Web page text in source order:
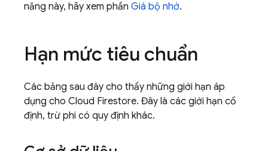
năng này, hãy xem phần Giá bộ nhớ.
Hạn mức tiêu chuẩn
Các bảng sau đây cho thấy những giới hạn áp
dụng cho Cloud Firestore. Đây là các giới hạn cố
định, trừ phi có quy định khác.